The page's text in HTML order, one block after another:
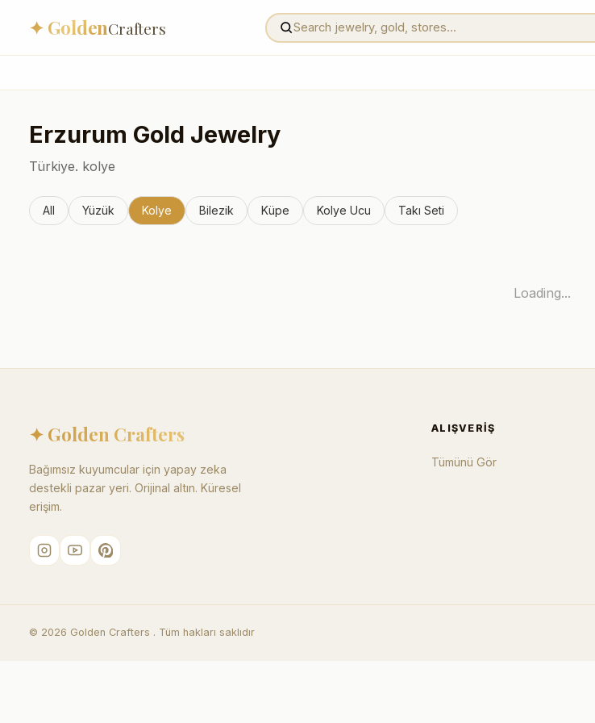
✦ GoldenCrafters
Erzurum Gold Jewelry
Türkiye. kolye
All Yüzük Kolye Bilezik Küpe Kolye Ucu Takı Seti
Loading...
✦ Golden Crafters
Bağımsız kuyumcular için yapay zeka
destekli pazar yeri. Orijinal altın. Küresel
erişim.
ALIŞVERIŞ
Tümünü Gör
© 2026 Golden Crafters . Tüm hakları saklıdır